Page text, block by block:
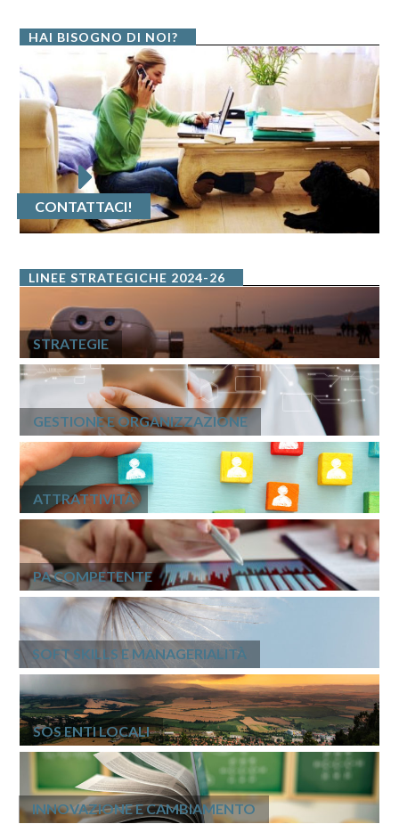
HAI BISOGNO DI NOI?
CONTATTACI!
LINEE STRATEGICHE 2024-26
STRATEGIE
GESTIONE E ORGANIZZAZIONE
ATTRATTIVITÀ
PA COMPETENTE
SOFT SKILLS E MANAGERIALITÀ
SOS ENTI LOCALI
INNOVAZIONE E CAMBIAMENTO